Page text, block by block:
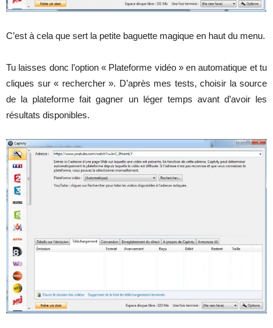
C’est à cela que sert la petite baguette magique en haut du menu.
Tu laisses donc l’option « Plateforme vidéo » en automatique et tu
cliques sur « rechercher ». D’après mes tests, choisir la source
de la plateforme fait gagner un léger temps avant d’avoir les
résultats disponibles.